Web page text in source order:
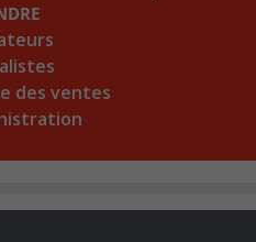
des ventes